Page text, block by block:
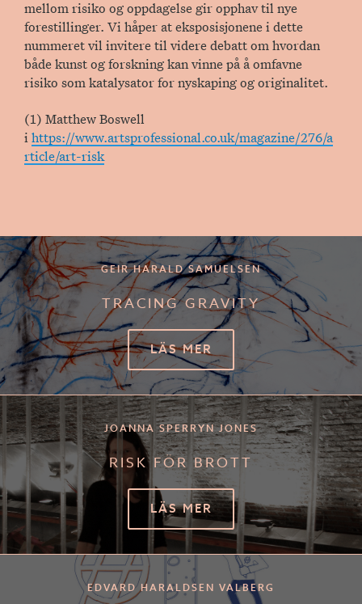
mellom risiko og oppdagelse gir opphav til nye
forestillinger. Vi håper at eksposisjonene i dette
nummeret vil invitere til videre debatt om hvordan
både kunst og forskning kan vinne på å omfavne
risiko som katalysator for nyskaping og originalitet.
(1) Matthew Boswell
ihttps://www.artsprofessional.co.uk/magazine/276/a
rticle/art-risk
GEIR HARALD SAMUELSEN
TRACING GRAVITY
LÄS MER
JOANNA SPERRYN JONES
RISK FÖR BROTT
LÄS MER
EDVARD HARALDSEN VALBERG